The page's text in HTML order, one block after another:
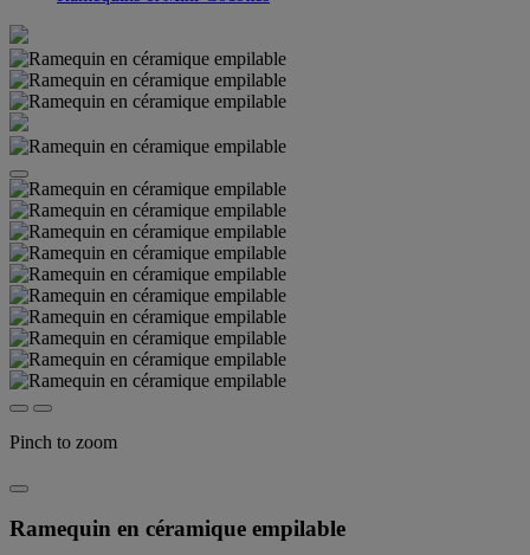
Pinch to zoom
Ramequin en céramique empilable